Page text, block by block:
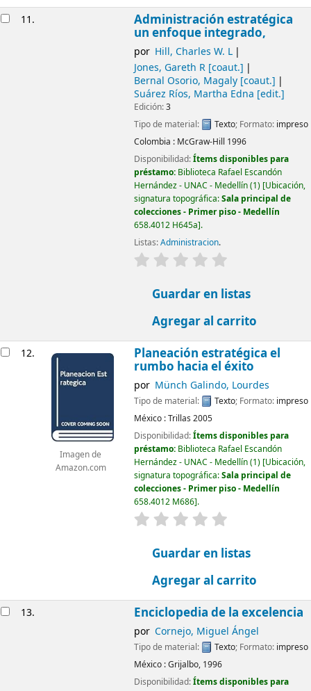
11. Administración estratégica
un enfoque integrado,
por Hill, Charles W. L
Jones, Gareth R[coaut.]
Bernal Osorio, Magaly[coaut.]
Suárez Ríos, Martha Edna [edit.]
Edición:3
Tipo de material:
Texto; Formato: impreso
Colombia : McGraw-Hill 1996
Disponibilidad:Ítems disponibles para
préstamo: Biblioteca Rafael Escandón
Hernández - UNAC - Medellín(1) Ubicación,
signatura topográfica:Sala principal de
colecciones - Primer piso - Medellín
658.4012 H645a .
Listas:Administracion.
valoración
Guardar en listas
Agregar al carrito
12.
Imagen de
Amazon.com
Planeación estratégica el
rumbo hacia el éxito
por Münch Galindo, Lourdes
Tipo de material: Texto; Formato: impreso
México :Trillas 2005
Disponibilidad:Ítems disponibles para
préstamo: Biblioteca Rafael Escandón
Hernández - UNAC - Medellín(1) Ubicación,
signatura topográfica:Sala principal de
colecciones - Primer piso - Medellín
658.4012 M686 .
valoración
Guardar en listas
Agregar al carrito
13. Enciclopedia de la excelencia
por Cornejo, Miguel Ángel
Tipo de material: Texto; Formato: impreso
México :Grijalbo, 1996
Disponibilidad:Ítems disponibles para